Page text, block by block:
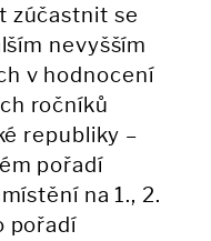
zúčastnit se
nevyšším
v hodnocení
ročníků
republiky –
pořadí
na 1., 2.
pořadí